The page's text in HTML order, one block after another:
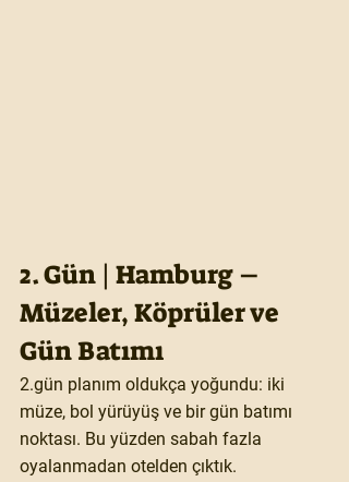
2. Gün | Hamburg –
Müzeler, Köprüler ve
Gün Batımı
2.gün planım oldukça yoğundu: iki
müze, bol yürüyüş ve bir gün batımı
noktası. Bu yüzden sabah fazla
oyalanmadan otelden çıktık.